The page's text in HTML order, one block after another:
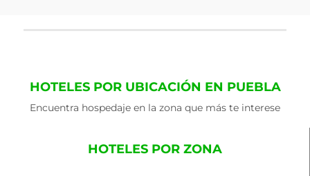
HOTELES POR UBICACIÓN EN PUEBLA
Encuentra hospedaje en la zona que más te interese
HOTELES POR ZONA